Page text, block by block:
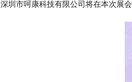
深圳市呵康科技有限公司将在本次展会